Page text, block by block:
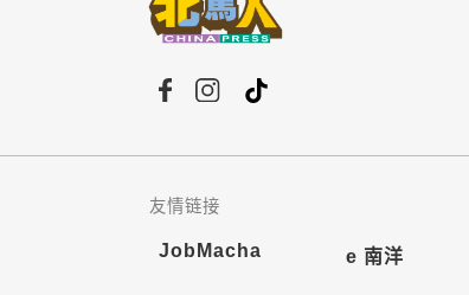
友情链接
JobMacha e 南洋